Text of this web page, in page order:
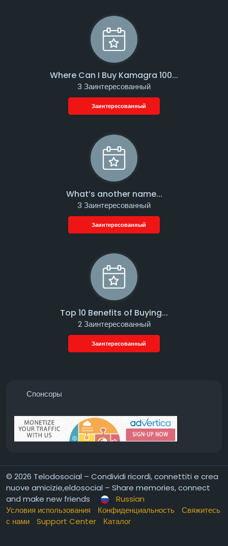
Where Can I Buy Kamagra 100...
3 Заинтересованный
Заинтересованный
What’s another name...
3 Заинтересованный
Заинтересованный
Top 10 Benefits of Buying...
2 Заинтересованный
Заинтересованный
Спонсоры
© 2026 Telodosocial – Condividi ricordi, connettiti e crea
nuove amicizie,eldosocial – Share memories, connect
and make new friends
Russian
Условия использования
Конфиденциальность
Свяжитесь
с нами
Support Center Каталог